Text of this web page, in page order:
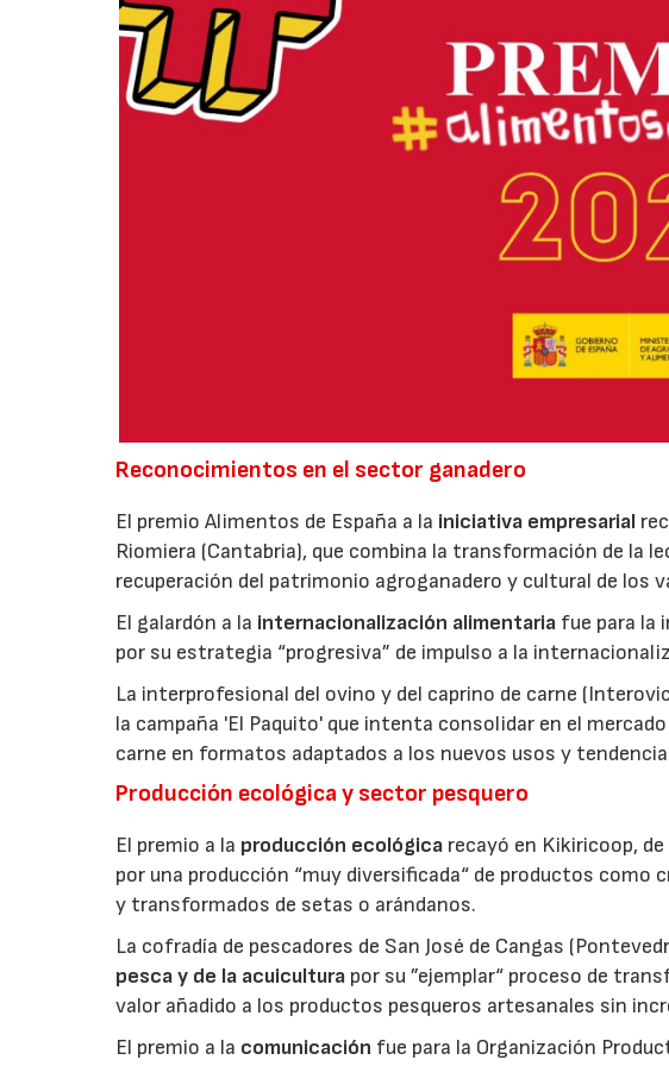
Reconocimientos en el sector ganadero
El premio Alimentos de España a la iniciativa empresarial
Riomiera (Cantabria), que combina la transformación de la
recuperación del patrimonio agroganadero y cultural de los
El galardón a la internacionalización alimentaria fue para la
por su estrategia “progresiva” de impulso a la
La interprofesional del ovino y del caprino de carne
la campaña 'El Paquito' que intenta consolidar en el
carne en formatos adaptados a los nuevos usos y
Producción ecológica y sector pesquero
El premio a la producción ecológica recayó en Kikiricoop,
por una producción “muy diversificada“ de productos como
y transformados de setas o arándanos.
La cofradía de pescadores de San José de Cangas
pesca y de la acuicultura por su ”ejemplar“ proceso de
valor añadido a los productos pesqueros artesanales sin
El premio a la comunicación fue para la Organización